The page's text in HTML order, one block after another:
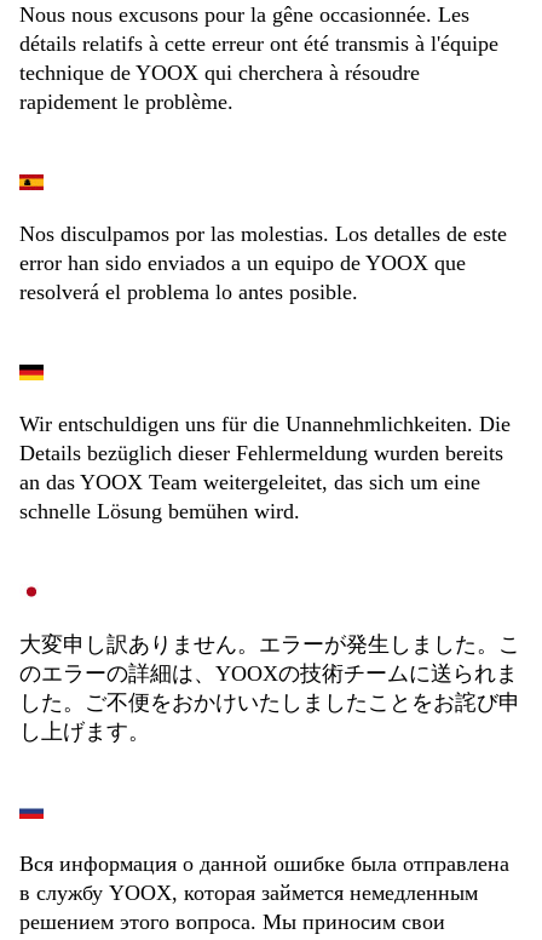
Nous nous excusons pour la gêne occasionnée. Les
détails relatifs à cette erreur ont été transmis à l'équipe
technique de YOOX qui cherchera à résoudre
rapidement le problème.
Nos disculpamos por las molestias. Los detalles de este
error han sido enviados a un equipo de YOOX que
resolverá el problema lo antes posible.
Wir entschuldigen uns für die Unannehmlichkeiten. Die
Details bezüglich dieser Fehlermeldung wurden bereits
an das YOOX Team weitergeleitet, das sich um eine
schnelle Lösung bemühen wird.
大変申し訳ありません。エラーが発生しました。こ
のエラーの詳細は、YOOXの技術チームに送られま
した。ご不便をおかけいたしましたことをお詫び申
し上げます。
Вся информация о данной ошибке была отправлена
в службу YOOX, которая займется немедленным
решением этого вопроса. Мы приносим свои